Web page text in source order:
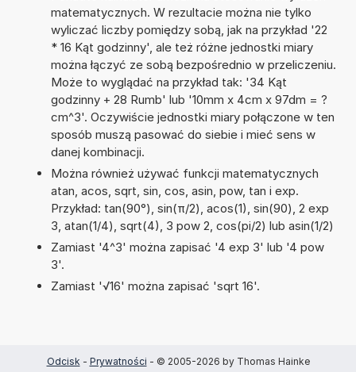
matematycznych. W rezultacie można nie tylko
wyliczać liczby pomiędzy sobą, jak na przykład '22
* 16 Kąt godzinny', ale też różne jednostki miary
można łączyć ze sobą bezpośrednio w przeliczeniu.
Może to wyglądać na przykład tak: '34 Kąt
godzinny + 28 Rumb' lub '10mm x 4cm x 97dm = ?
cm^3'. Oczywiście jednostki miary połączone w ten
sposób muszą pasować do siebie i mieć sens w
danej kombinacji.
Można również używać funkcji matematycznych
atan, acos, sqrt, sin, cos, asin, pow, tan i exp.
Przykład: tan(90°), sin(π/2), acos(1), sin(90), 2 exp
3, atan(1/4), sqrt(4), 3 pow 2, cos(pi/2) lub asin(1/2)
Zamiast '4^3' można zapisać '4 exp 3' lub '4 pow
3'.
Zamiast '√16' można zapisać 'sqrt 16'.
Odcisk - Prywatności - © 2005-2026 by Thomas Hainke